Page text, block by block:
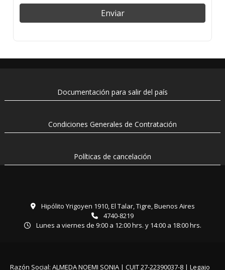
Documentación para salir del país
Condiciones Generales de Contratación
Políticas de cancelación
Hipólito Yrigoyen 1910, El Talar, Tigre, Buenos Aires
4740-8219
Lunes a viernes de 9:00 a 12:00 hrs. y 14:00 a 18:00 hrs.
Razón Social: ALMEDA NOEMI SONIA | CUIT 27-22390037-8 | Legajo